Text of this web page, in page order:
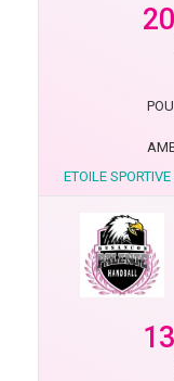
ETOILE